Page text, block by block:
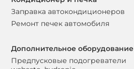
Заправка автокондиционеров
Ремонт печек автомобиля
Дополнительное оборудование
Предпусковые подогреватели